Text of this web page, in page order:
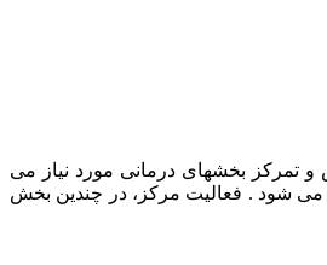
متخصص و تمرکز بخشهای درمانی مورد نیاز می
می شود . فعالیت مرکز، در چندین بخش